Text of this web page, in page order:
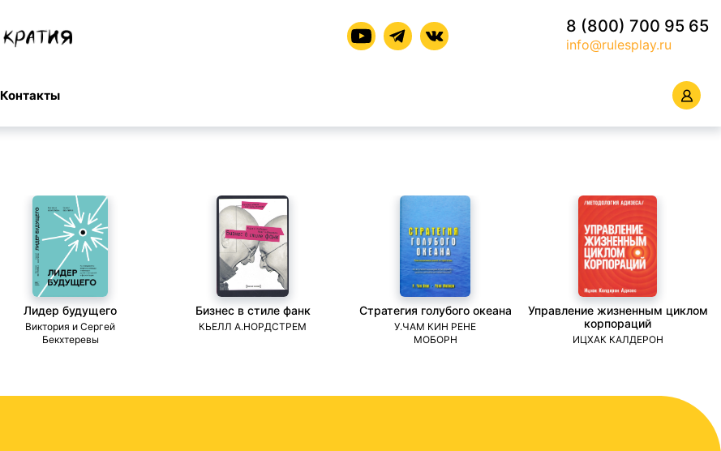
8 (800) 700 95 65
info@rulesplay.ru
Контакты
Лидер будущего
Виктория и Сергей
Бекхтеревы
Бизнес в стиле фанк
КЬЕЛЛ А.НОРДСТРЕМ
Стратегия голубого океана
У.ЧАМ КИН РЕНЕ
МОБОРН
Управление жизненным циклом
корпораций
ИЦХАК КАЛДЕРОН